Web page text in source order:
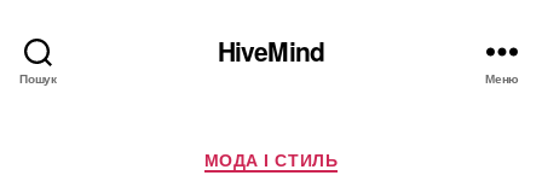
Пошук
HiveMind
Меню
Категорії
МОДА І СТИЛЬ